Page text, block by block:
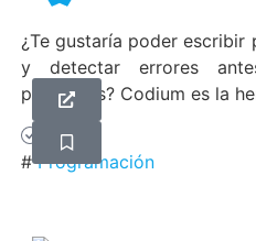
¿Te gustaría poder escribir
y detectar errores
proyectos? Codium es la
Gratis
#Programación